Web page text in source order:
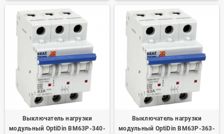
Выключатель нагрузки
модульный OptiDin BM63P-340-
Выключатель нагрузки
модульный OptiDin BM63P-363-